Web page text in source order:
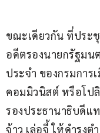
ขณะเดียวกัน ที่ประ
อดีตรองนายกรัฐมน
ประจำ ของกรมการ
คอมมิวนิสต์ หรือโป
รองประธานาธิบดีแ
จ้าว เล่อจี้ ให้ดำรง